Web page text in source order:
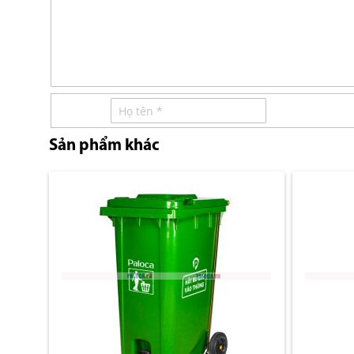
Sản phẩm khác